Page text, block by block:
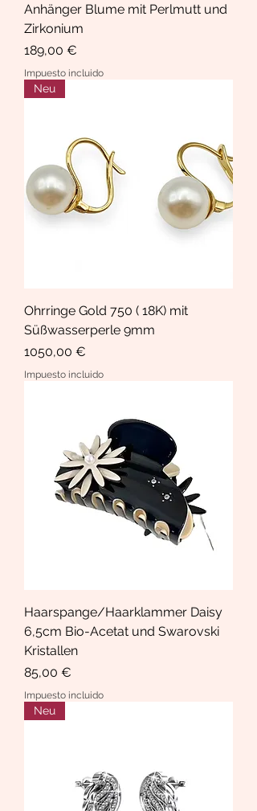
Anhänger Blume mit Perlmutt und
Zirkonium
Precio
189,00 €
Impuesto incluido
Neu
Ohrringe Gold 750 ( 18K) mit
Süßwasserperle 9mm
Precio
1050,00 €
Impuesto incluido
Haarspange/Haarklammer Daisy
6,5cm Bio-Acetat und Swarovski
Kristallen
Precio
85,00 €
Impuesto incluido
Neu